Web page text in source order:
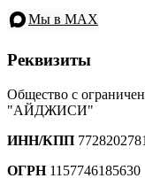
Мы в MAX
Реквизиты
Общество с
"АЙДЖИСИ"
ИНН/КПП
ОГРН1157746185630